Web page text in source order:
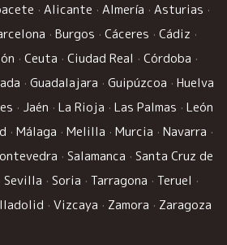
· Alicante · Almería · Asturias ·
· Burgos · Cáceres · Cádiz ·
· Ceuta · Ciudad Real · Córdoba ·
· Guadalajara · Guipúzcoa · Huelva
· Jaén · La Rioja · Las Palmas · León
· Málaga · Melilla · Murcia · Navarra ·
· Salamanca · Santa Cruz de
Sevilla · Soria · Tarragona · Teruel ·
· Vizcaya · Zamora · Zaragoza